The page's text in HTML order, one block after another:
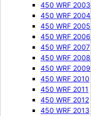
450 WRF 2003
450 WRF 2004
450 WRF 2005
450 WRF 2006
450 WRF 2007
450 WRF 2008
450 WRF 2009
450 WRF 2010
450 WRF 2011
450 WRF 2012
450 WRF 2013